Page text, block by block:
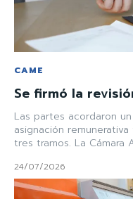
CAME
Se firmó la
Las partes acordaron
asignación
tres tramos. La
24/07/2026